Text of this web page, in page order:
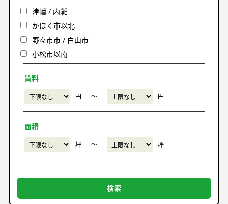
津幡 / 内灘
かほく市以北
野々市市 / 白山市
小松市以南
賃料
円 〜 円
面積
坪 〜 坪